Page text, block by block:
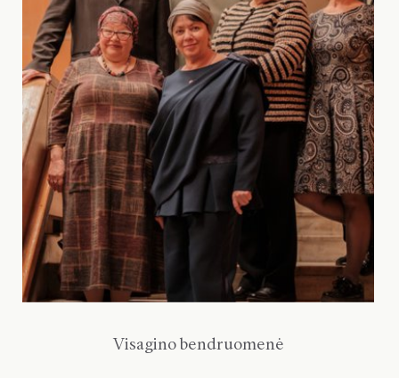
Visagino bendruomenė